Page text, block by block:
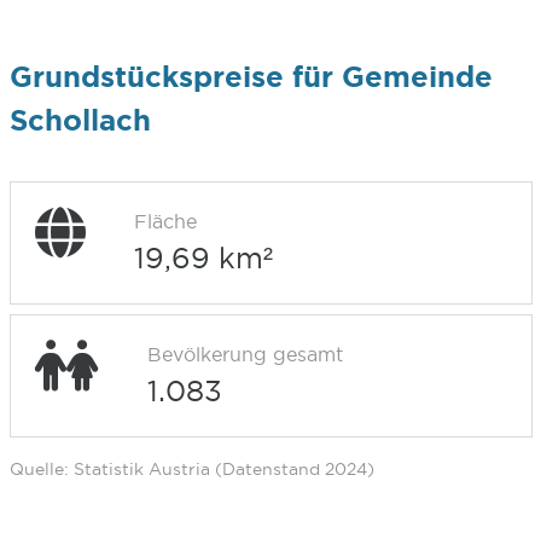
Grundstückspreise für Gemeinde
Schollach
Fläche
19,69 km²
Bevölkerung gesamt
1.083
Quelle: Statistik Austria (Datenstand 2024)